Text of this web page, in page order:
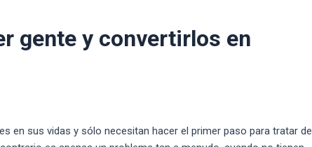
gente y convertirlos en
en sus vidas y sólo necesitan hacer el primer paso para tratar de